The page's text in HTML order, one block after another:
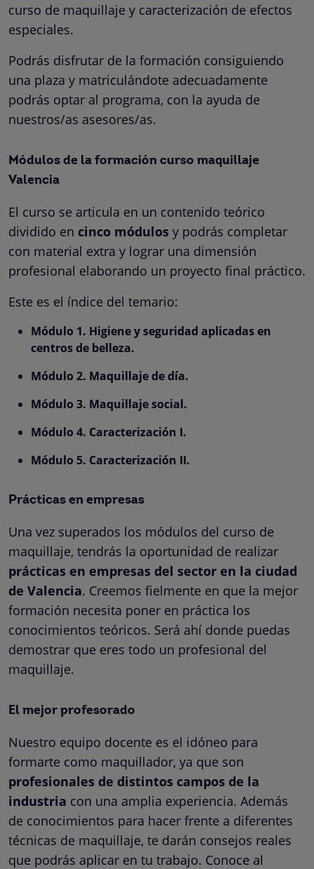
curso de maquillaje y caracterización de efectos
especiales.
Podrás disfrutar de la formación consiguiendo
una plaza y matriculándote adecuadamente
podrás optar al programa, con la ayuda de
nuestros/as asesores/as.
Módulos de la formación curso maquillaje
Valencia
El curso se articula en un contenido teórico
dividido en cinco módulos y podrás completar
con material extra y lograr una dimensión
profesional elaborando un proyecto final práctico.
Este es el índice del temario:
Módulo 1. Higiene y seguridad aplicadas en
centros de belleza.
Módulo 2. Maquillaje de día.
Módulo 3. Maquillaje social.
Módulo 4. Caracterización I.
Módulo 5. Caracterización II.
Prácticas en empresas
Una vez superados los módulos del curso de
maquillaje, tendrás la oportunidad de realizar
prácticas en empresas del sector en la ciudad
de Valencia. Creemos fielmente en que la mejor
formación necesita poner en práctica los
conocimientos teóricos. Será ahí donde puedas
demostrar que eres todo un profesional del
maquillaje.
El mejor profesorado
Nuestro equipo docente es el idóneo para
formarte como maquillador, ya que son
profesionales de distintos campos de la
industria con una amplia experiencia. Además
de conocimientos para hacer frente a diferentes
técnicas de maquillaje, te darán consejos reales
que podrás aplicar en tu trabajo. Conoce al